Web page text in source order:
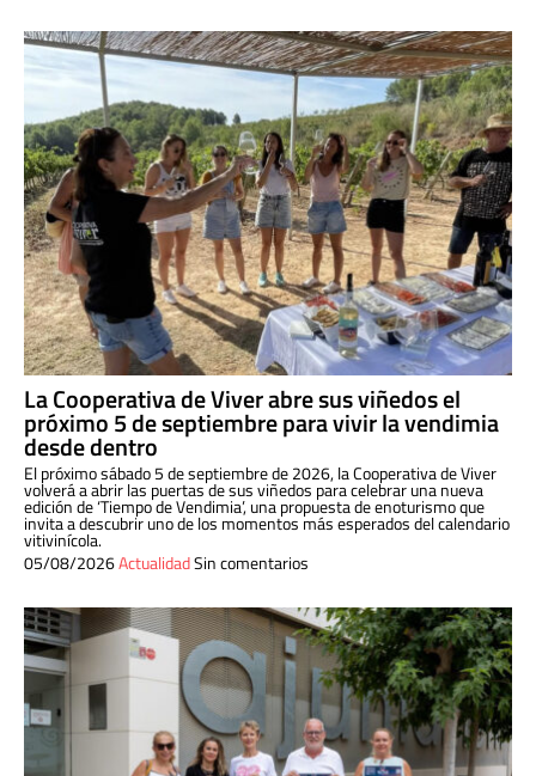
La Cooperativa de Viver abre sus viñedos el
próximo 5 de septiembre para vivir la vendimia
desde dentro
El próximo sábado 5 de septiembre de 2026, la Cooperativa de Viver
volverá a abrir las puertas de sus viñedos para celebrar una nueva
edición de ‘Tiempo de Vendimia’, una propuesta de enoturismo que
invita a descubrir uno de los momentos más esperados del calendario
vitivinícola.
05/08/2026ActualidadSin comentarios